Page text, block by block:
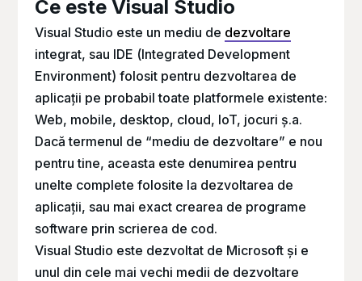
Ce este Visual Studio
Visual Studio este un mediu de dezvoltare
integrat, sau IDE (Integrated Development
Environment) folosit pentru dezvoltarea de
aplicații pe probabil toate platformele existente:
Web, mobile, desktop, cloud, IoT, jocuri ș.a.
Dacă termenul de “mediu de dezvoltare” e nou
pentru tine, aceasta este denumirea pentru
unelte complete folosite la dezvoltarea de
aplicații, sau mai exact crearea de programe
software prin scrierea de cod.
Visual Studio este dezvoltat de Microsoft și e
unul din cele mai vechi medii de dezvoltare